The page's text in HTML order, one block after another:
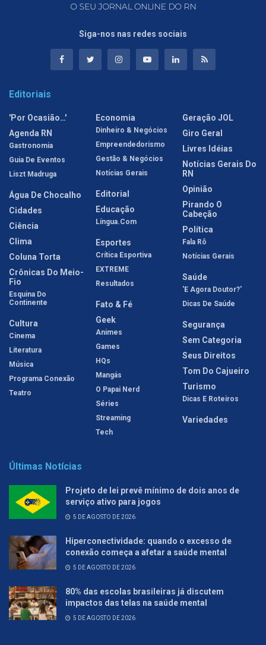
Siga-nos nas redes sociais
Editoriais
'Por Ocasião…'
Agenda RN
Gastronomia
Guia De Eventos
Liszt Madruga
Água De Chocalho
Cidades
Ciência
Clima
Coluna Torta
Crônicas Do Meio-
Fio
Esquina Do
Continente
Cultura
Cinema
Literatura
Música
Programa Conexão
Teatro
Economia
Dinheiro & Negócios
Empreendedorismo
Gestão & Negócios
Notícias Gerais
Editorial
Educação
Língua.com
Esportes
Crítica Esportiva
EXTREME
Resultados
Fato & Fé
Geek
Animes
Games
HQs
Mangás
O Papai Nerd
Séries
Streaming
Tech
Geração JOL
Giro Geral
Livres Idéias
Notícias Gerais Do
RN
Opinião
Pirando O
Cabeção
Política
Fala Rô
Notícias Gerais
Saúde
'E Agora Doutor?'
Dicas De Saúde
Segurança
Sem Categoria
Seus Direitos
Tom Do Cajueiro
Turismo
Dicas E Roteiros
Variedades
Últimas Notícias
Projeto de lei prevê mínimo de dois anos de
serviço ativo para jogos
5 DE AGOSTO DE 2026
Hiperconectividade: quando o excesso de
conexão começa a afetar a saúde mental
5 DE AGOSTO DE 2026
80% das escolas brasileiras já discutem
impactos das telas na saúde mental
5 DE AGOSTO DE 2026